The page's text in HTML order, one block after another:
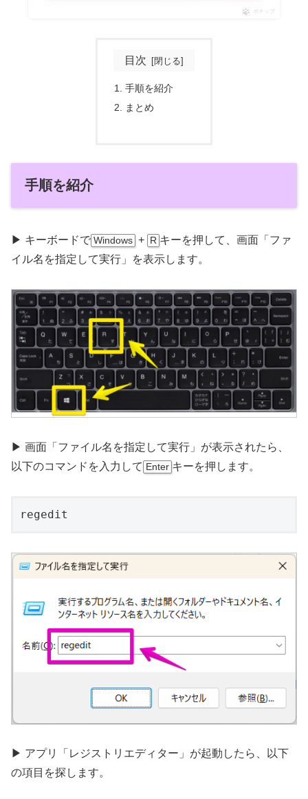
ポチップ
目次
手順を紹介
まとめ
手順を紹介
▶ キーボードで Windows + R キーを押して、画面「ファ
イル名を指定して実行」を表示します。
▶ 画面「ファイル名を指定して実行」が表示されたら、
以下のコマンドを入力して Enter キーを押します。
regedit
▶ アプリ「レジストリエディター」が起動したら、以下
の項目を探します。